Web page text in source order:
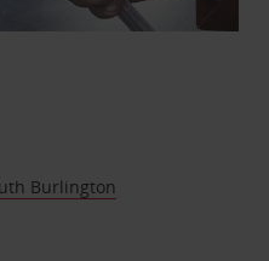
Burlington